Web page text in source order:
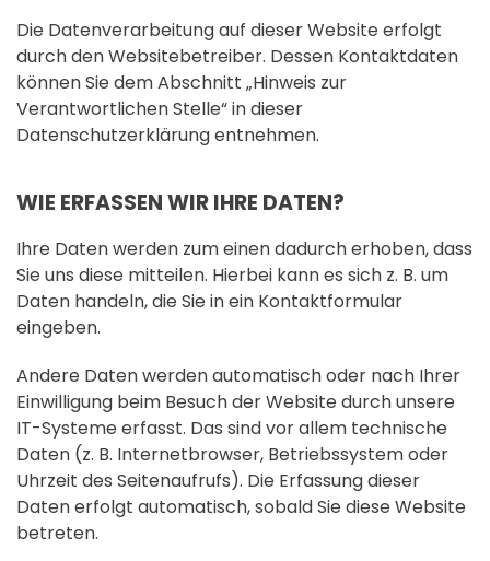
Die Datenverarbeitung auf dieser Website erfolgt
durch den Websitebetreiber. Dessen Kontaktdaten
können Sie dem Abschnitt „Hinweis zur
Verantwortlichen Stelle“ in dieser
Datenschutzerklärung entnehmen.
WIE ERFASSEN WIR IHRE DATEN?
Ihre Daten werden zum einen dadurch erhoben, dass
Sie uns diese mitteilen. Hierbei kann es sich z. B. um
Daten handeln, die Sie in ein Kontaktformular
eingeben.
Andere Daten werden automatisch oder nach Ihrer
Einwilligung beim Besuch der Website durch unsere
IT-Systeme erfasst. Das sind vor allem technische
Daten (z. B. Internetbrowser, Betriebssystem oder
Uhrzeit des Seitenaufrufs). Die Erfassung dieser
Daten erfolgt automatisch, sobald Sie diese Website
betreten.